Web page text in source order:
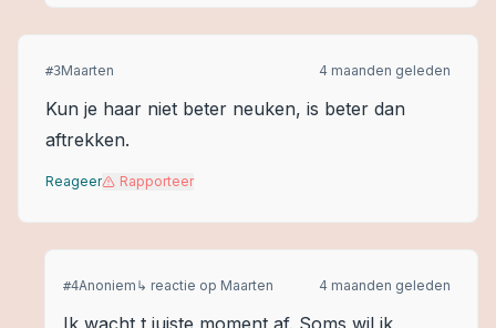
#3Maarten 4 maanden geleden
Kun je haar niet beter neuken, is beter dan
aftrekken.
Reageer Rapporteer
#4Anoniem ↳ reactie op Maarten 4 maanden geleden
Ik wacht t juiste moment af. Soms wil ik